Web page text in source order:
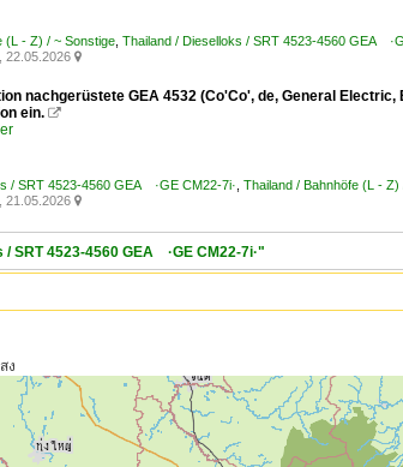
(L - Z) / ~ Sonstige Thailand / Dieselloks / SRT 4523-4560 GEA
22.05.2026 
nachgerüstete GEA 4532 (Co'Co', de, General
ein. 
/ SRT 4523-4560 GEA ·GE CM22-7i· Thailand / Bahnhöfe (L -
21.05.2026 
SRT 4523-4560 GEA ·GE CM22-7i·"
ง